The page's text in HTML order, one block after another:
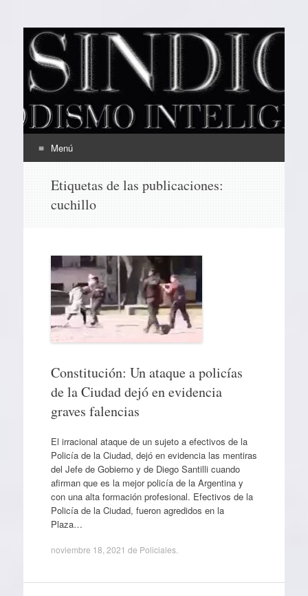
EL SINDICAL
Periodismo Inteligente
Menú
contenido
Etiquetas de las publicaciones:
cuchillo
Constitución: Un ataque a policías
de la Ciudad dejó en evidencia
graves falencias
El irracional ataque de un sujeto a efectivos de la
Policía de la Ciudad, dejó en evidencia las mentiras
del Jefe de Gobierno y de Diego Santilli cuando
afirman que es la mejor policía de la Argentina y
con una alta formación profesional. Efectivos de la
Policía de la Ciudad, fueron agredidos en la
Plaza…
noviembre 18, 2021 de Policiales.